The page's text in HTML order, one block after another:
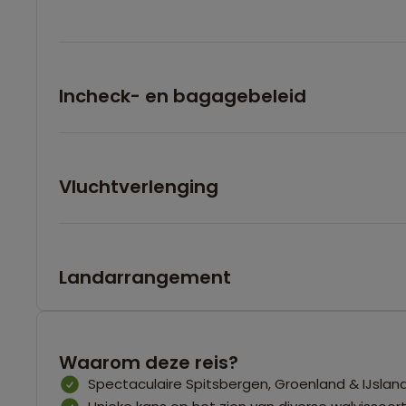
Incheck- en bagagebeleid
Vluchtverlenging
Landarrangement
Waarom deze reis?
Spectaculaire Spitsbergen, Groenland &